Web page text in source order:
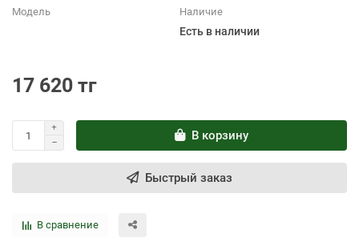
Модель Наличие
Есть в наличии
17 620 тг
В корзину
Быстрый заказ
В сравнение